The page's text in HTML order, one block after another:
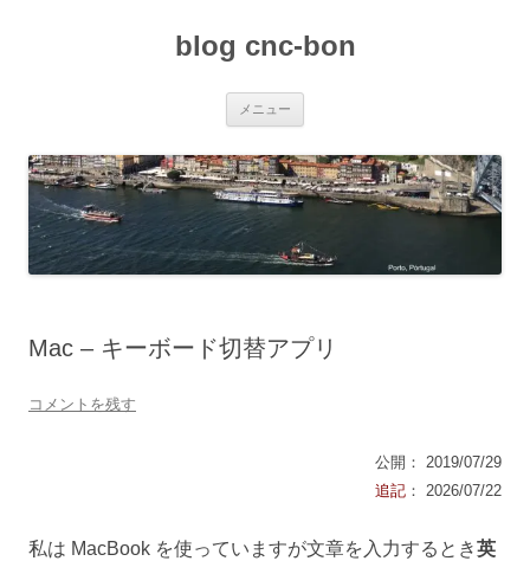
プ
blog cnc-bon
メニュー
Mac – キーボード切替アプリ
コメントを残す
公開： 2019/07/29
追記 ： 2026/07/22
私は MacBook を使っていますが文章を入力するとき英